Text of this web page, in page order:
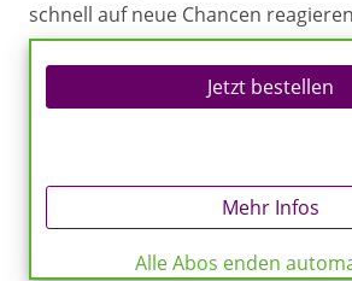
schnell auf neue Chancen
Jetzt bestellen
Mehr Infos
Alle Abos enden